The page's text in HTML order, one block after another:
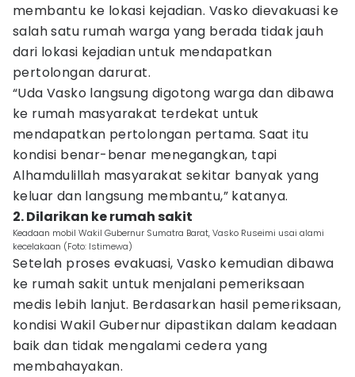
membantu ke lokasi kejadian. Vasko dievakuasi ke
salah satu rumah warga yang berada tidak jauh
dari lokasi kejadian untuk mendapatkan
pertolongan darurat.
“Uda Vasko langsung digotong warga dan dibawa
ke rumah masyarakat terdekat untuk
mendapatkan pertolongan pertama. Saat itu
kondisi benar-benar menegangkan, tapi
Alhamdulillah masyarakat sekitar banyak yang
keluar dan langsung membantu,” katanya.
2. Dilarikan ke rumah sakit
Keadaan mobil Wakil Gubernur Sumatra Barat, Vasko Ruseimi usai alami
kecelakaan (Foto: Istimewa)
Setelah proses evakuasi, Vasko kemudian dibawa
ke rumah sakit untuk menjalani pemeriksaan
medis lebih lanjut. Berdasarkan hasil pemeriksaan,
kondisi Wakil Gubernur dipastikan dalam keadaan
baik dan tidak mengalami cedera yang
membahayakan.